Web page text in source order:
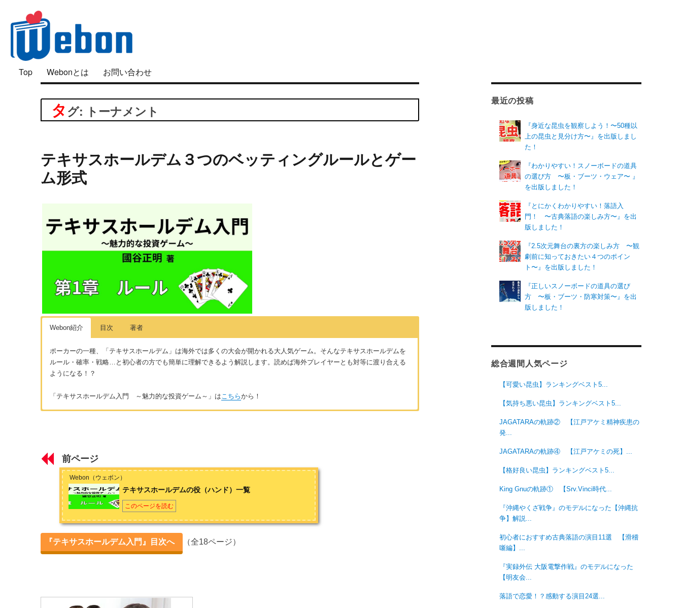
Webon（ウェボン）
「好き」は面白い
Top Webonとは お問い合わせ
タ グ: トーナメント
テキサスホールデム３つのベッティングルールとゲー
ム形式
Webon紹介 目次 著者
ポーカーの一種、「テキサスホールデム」は海外では多くの大会が開かれる大人気ゲーム。そんなテキサスホールデムを
ルール・確率・戦略…と初心者の方でも簡単に理解できるよう解説します。読めば海外プレイヤーとも対等に渡り合える
ようになる！？
「テキサスホールデム入門 ～魅力的な投資ゲーム～」は こちらから！
第1章 テキサスホールデムのルール
テキサスホールデムのルール 【ゲームの流れ】
テキサスホールデムのルール② 【アクション】
テキサスホールデムのルール③ 【ポジション】
テキサスホールデムの役（ハンド）一覧
第2章 テキサスホールデムの確率
お問い合わせはこちらから
前ページ
Webon（ウェボン）
テキサスホールデムの役（ハンド）一覧
このページを読む
『テキサスホールデム入門』目次へ （全18ページ）
最近の投稿
『身近な昆虫を観察しよう！〜50種以
上の昆虫と見分け方〜』を出版しまし
た！
『わかりやすい！スノーボードの道具
の選び方 〜板・ブーツ・ウェア〜 』
を出版しました！
『とにかくわかりやすい！落語入
門！ 〜古典落語の楽しみ方〜』を出
版しました！
『2.5次元舞台の裏方の楽しみ方 〜観
劇前に知っておきたい４つのポイン
ト〜』を出版しました！
『正しいスノーボードの道具の選び
方 〜板・ブーツ・防寒対策〜』を出
版しました！
総合週間人気ページ
【可愛い昆虫】ランキングベスト5...
【気持ち悪い昆虫】ランキングベスト5...
JAGATARAの軌跡② 【江戸アケミ精神疾患の
発...
JAGATARAの軌跡④ 【江戸アケミの死】...
【格好良い昆虫】ランキングベスト5...
King Gnuの軌跡① 【Srv.Vinci時代...
『沖縄やくざ戦争』のモデルになった【沖縄抗
争】解説...
初心者におすすめ古典落語の演目11選 【滑稽
噺編】...
『実録外伝 大阪電撃作戦』のモデルになった
【明友会...
落語で恋愛！？感動する演目24選...